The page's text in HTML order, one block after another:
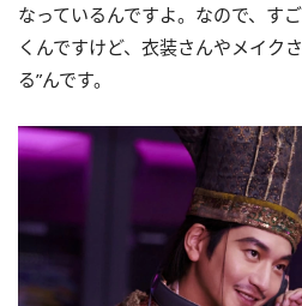
なっているんですよ。なので、す
くんですけど、衣装さんやメイク
る”んです。